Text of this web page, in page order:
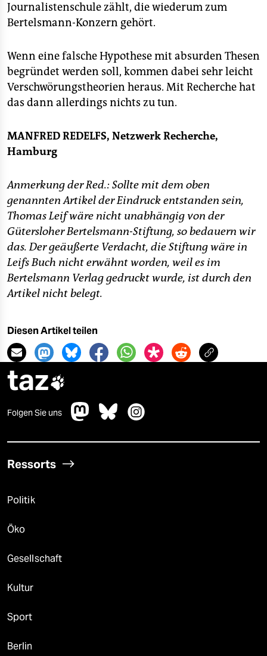
Journalistenschule zählt, die wiederum zum
Bertelsmann-Konzern gehört.
Wenn eine falsche Hypothese mit absurden Thesen
begründet werden soll, kommen dabei sehr leicht
Verschwörungstheorien heraus. Mit Recherche hat
das dann allerdings nichts zu tun.
MANFRED REDELFS, Netzwerk Recherche,
Hamburg
Anmerkung der Red.: Sollte mit dem oben
genannten Artikel der Eindruck entstanden sein,
Thomas Leif wäre nicht unabhängig von der
Gütersloher Bertelsmann-Stiftung, so bedauern wir
das. Der geäußerte Verdacht, die Stiftung wäre in
Leifs Buch nicht erwähnt worden, weil es im
Bertelsmann Verlag gedruckt wurde, ist durch den
Artikel nicht belegt.
Diesen Artikel teilen
taz
Folgen Sie uns
Ressorts
Politik
Öko
Gesellschaft
Kultur
Sport
Berlin